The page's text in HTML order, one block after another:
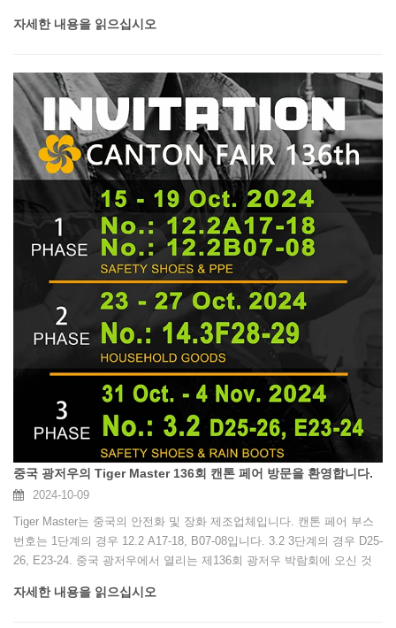
자세한 내용을 읽으십시오
중국 광저우의 Tiger Master 136회 캔톤 페어 방문을 환영합니다.
2024-10-09
Tiger Master는 중국의 안전화 및 장화 제조업체입니다. 캔톤 페어 부스
번호는 1단계의 경우 12.2 A17-18, B07-08입니다. 3.2 3단계의 경우 D25-
26, E23-24. 중국 광저우에서 열리는 제136회 광저우 박람회에 오신 것
자세한 내용을 읽으십시오